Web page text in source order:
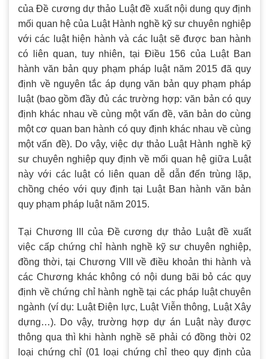
của Đề cương dự thảo Luật đề xuất nội dung quy định
mối quan hệ của Luật Hành nghề kỹ sư chuyên nghiệp
với các luật hiện hành và các luật sẽ được ban hành
có liên quan, tuy nhiên, tại Điều 156 của Luật Ban
hành văn bản quy phạm pháp luật năm 2015 đã quy
định về nguyên tắc áp dụng văn bản quy phạm pháp
luật (bao gồm đầy đủ các trường hợp: văn bản có quy
định khác nhau về cùng một vấn đề, văn bản do cùng
một cơ quan ban hành có quy định khác nhau về cùng
một vấn đề). Do vậy, việc dự thảo Luật Hành nghề kỹ
sư chuyên nghiệp quy định về mối quan hệ giữa Luật
này với các luật có liên quan dễ dẫn đến trùng lặp,
chồng chéo với quy định tại Luật Ban hành văn bản
quy phạm pháp luật năm 2015.
Tại Chương III của Đề cương dự thảo Luật đề xuất
việc cấp chứng chỉ hành nghề kỹ sư chuyên nghiệp,
đồng thời, tại Chương VIII về điều khoản thi hành và
các Chương khác không có nội dung bãi bỏ các quy
định về chứng chỉ hành nghề tại các pháp luật chuyên
ngành (ví dụ: Luật Điện lực, Luật Viễn thông, Luật Xây
dựng…). Do vậy, trường hợp dự án Luật này được
thông qua thì khi hành nghề sẽ phải có đồng thời 02
loại chứng chỉ (01 loại chứng chỉ theo quy định của